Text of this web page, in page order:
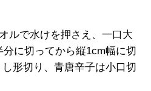
ルで水けを押さえ、一口大
に切ってから縦1cm幅に切
形切り、青唐辛子は小口切